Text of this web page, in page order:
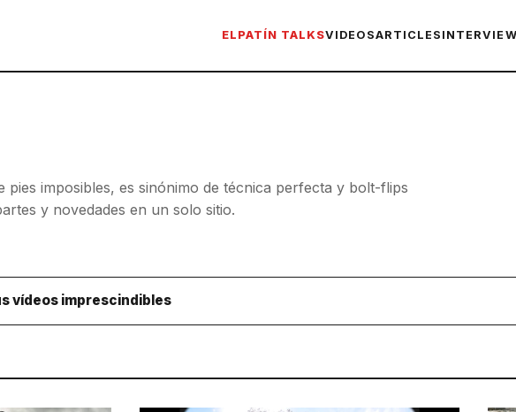
ELPATÍN TALKSVIDEOSARTICLES
pies imposibles, es sinónimo de técnica perfecta y bolt-flips
y novedades en un solo sitio.
vídeos imprescindibles